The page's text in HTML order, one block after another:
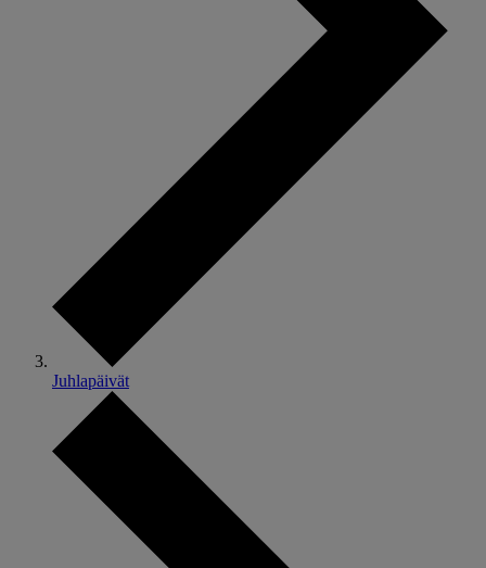
Juhlapäivät